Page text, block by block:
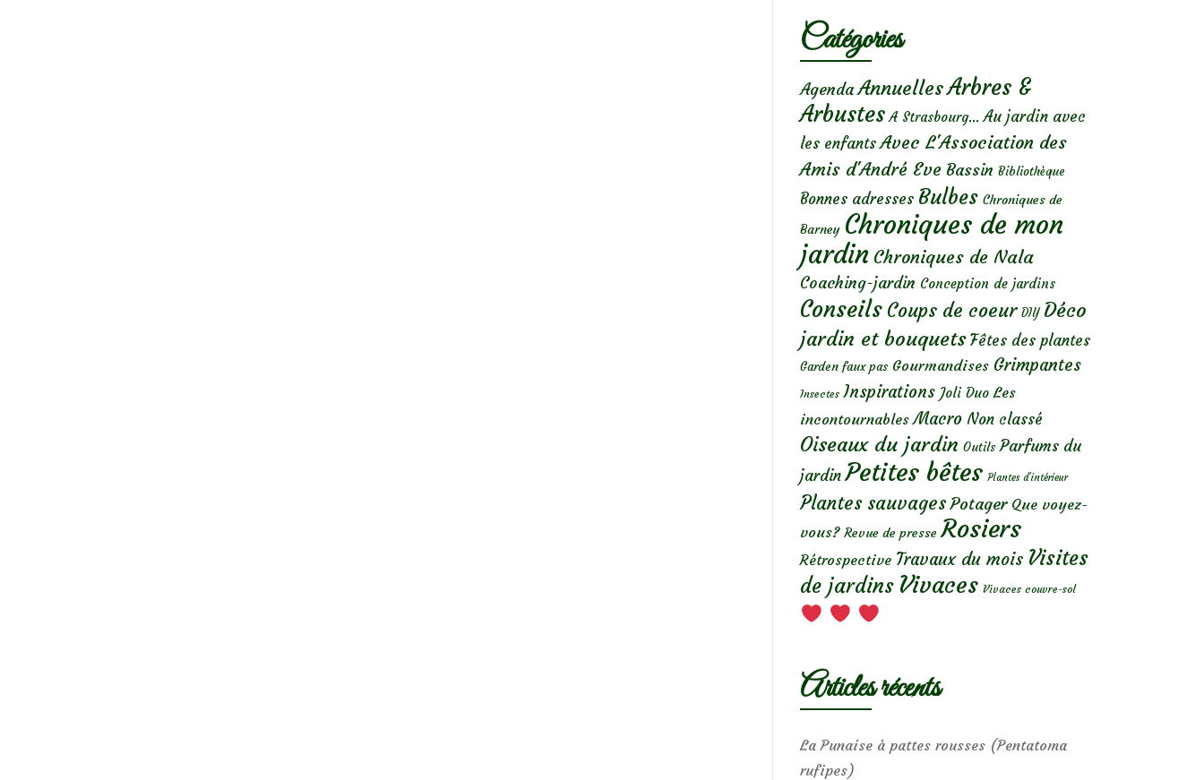
Catégories
Agenda AnnuellesArbres &
Arbustes A Strasbourg... Au jardin avec
les enfants Avec L'Association des
Amis d'André Eve Bassin Bibliothèque
Bonnes adresses Bulbes Chroniques de
Barney Chroniques de mon
jardin Chroniques de Nala
Coaching-jardin Conception de jardins
Conseils Coups de coeur DIY Déco
jardin et bouquets Fêtes des plantes
Garden faux pas Gourmandises Grimpantes
Insectes Inspirations Joli Duo Les
incontournables Macro Non classé
Oiseaux du jardin Outils Parfums du
jardin Petites bêtes Plantes d’intérieur
Plantes sauvages Potager Que voyez-
vous? Revue de presse Rosiers
Rétrospective Travaux du mois Visites
de jardins Vivaces Vivaces couvre-sol
Articles récents
La Punaise à pattes rousses (Pentatoma
rufipes)